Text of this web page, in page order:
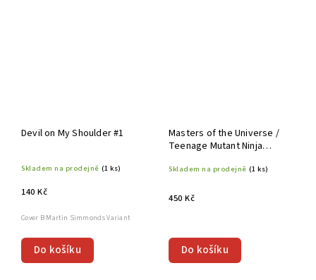
Devil on My Shoulder #1
Skladem na prodejně (1 ks)
140 Kč
Do košíku
Cover B Martin Simmonds Variant
Masters of the Universe /
Teenage Mutant Ninja
TP
Skladem na prodejně (1 ks)
450 Kč
Do košíku